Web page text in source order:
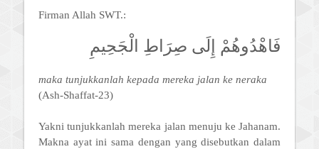
Firman Allah SWT.:
فَاهْدُوهُمْ إِلَى صِرَاطِ الْجَحِيمِ
maka tunjukkanlah kepada mereka jalan ke neraka
(Ash-Shaffat-23)
Yakni tunjukkanlah mereka jalan menuju ke Jahanam.
Makna ayat ini sama dengan yang disebutkan dalam